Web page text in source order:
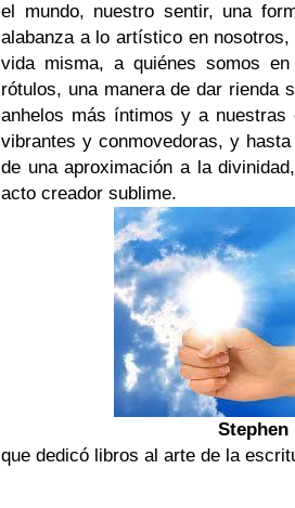
el mundo, nuestro sentir, una
alabanza a lo artístico en
vida misma, a quiénes somos
rótulos, una manera de dar rienda
anhelos más íntimos y a nuestras
vibrantes y conmovedoras, y
de una aproximación a la
acto creador sublime.
Stephen
que dedicó libros al arte de la